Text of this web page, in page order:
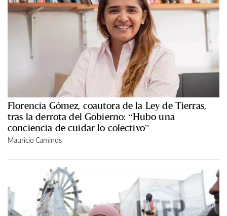
Florencia Gómez, coautora de la Ley de Tierras,
tras la derrota del Gobierno: “Hubo una
conciencia de cuidar lo colectivo”
Mauricio Caminos